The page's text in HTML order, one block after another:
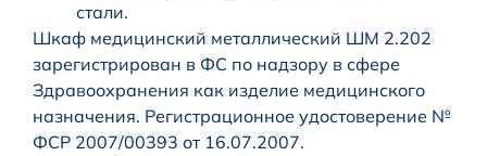
стали.
Шкаф медицинский металлический ШМ 2.202
зарегистрирован в ФС по надзору в сфере
Здравоохранения как изделие медицинского
назначения. Регистрационное удостоверение №
ФСР 2007/00393 от 16.07.2007.